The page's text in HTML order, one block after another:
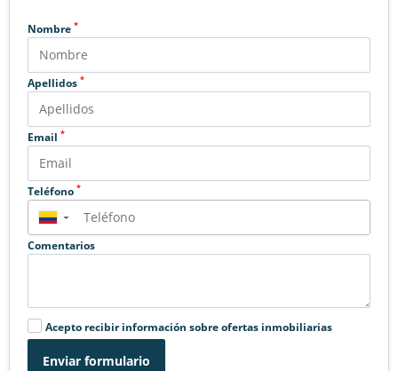
Nombre *
Apellidos *
Email *
Teléfono *
▼
Comentarios
Acepto recibir información sobre ofertas inmobiliarias
Enviar formulario